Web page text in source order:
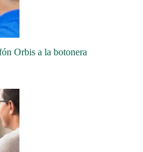
Orbis a la botonera